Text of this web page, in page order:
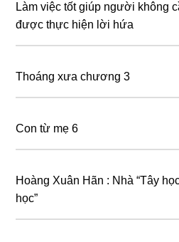
Làm việc tốt giúp người không
được thực hiện lời hứa
Thoáng xưa chương 3
Con từ mẹ 6
Hoàng Xuân Hãn : Nhà “Tây
học”